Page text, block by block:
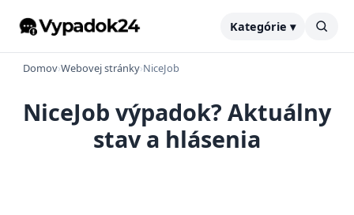
Kategórie ▾
Domov›Webovej stránky›NiceJob
NiceJob výpadok? Aktuálny
stav a hlásenia